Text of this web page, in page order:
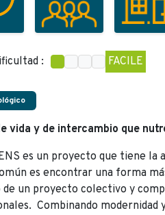
: FACILE
vida y de intercambio que
es un proyecto que tiene la
es encontrar una forma
de un proyecto colectivo y
Combinando modernidad